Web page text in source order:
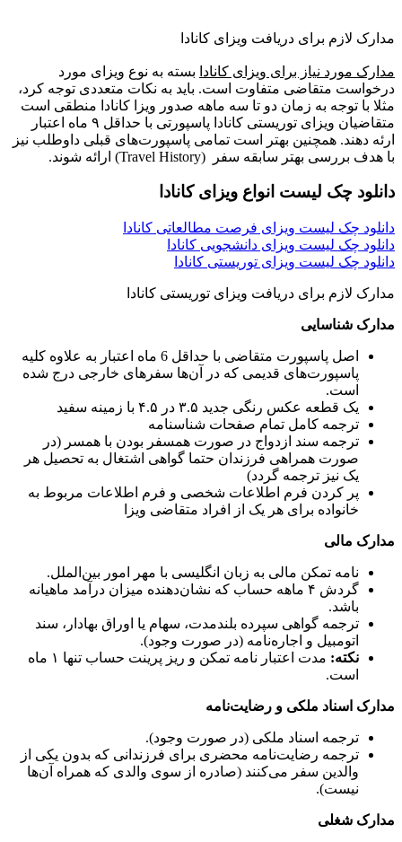
مدارک لازم برای دریافت ویزای کانادا
مدارک مورد نیاز برای ویزای کانادا بسته به نوع ویزای مورد
درخواست متقاضی متفاوت است. باید به نکات متعددی توجه کرد،
مثلا با توجه به زمان دو تا سه ماهه صدور ویزا کانادا منطقی است
متقاضیان ویزای توریستی کانادا پاسپورتی با حداقل ۹ ماه اعتبار
ارئه دهند. همچنین بهتر است تمامی پاسپورت‌های قبلی داوطلب نیز
با هدف بررسی بهتر سابقه سفر (Travel History) ارائه شوند.
دانلود چک لیست انواع ویزای کانادا
دانلود چک لیست ویزای فرصت مطالعاتی کانادا
دانلود چک لیست ویزای دانشجویی کانادا
دانلود چک لیست ویزای توریستی کانادا
مدارک لازم برای دریافت ویزای توریستی کانادا
مدارک شناسایی
اصل پاسپورت متقاضی با حداقل 6 ماه اعتبار به علاوه کلیه
پاسپورت‌های قدیمی که در آن‌ها سفرهای خارجی درج شده
است.
یک قطعه عکس رنگی جدید ۳.۵ در ۴.۵ با زمینه سفید
ترجمه کامل تمام صفحات شناسنامه
ترجمه سند ازدواج در صورت همسفر بودن با همسر (در
صورت همراهی فرزندان حتما گواهی اشتغال به تحصیل هر
یک نیز ترجمه گردد)
پر کردن فرم اطلاعات شخصی و فرم اطلاعات مربوط به
خانواده برای هر یک از افراد متقاضی ویزا
مدارک مالی
نامه تمکن مالی به زبان انگلیسی با مهر امور بین‌الملل.
گردش ۴ ماهه حساب که نشان‌دهنده میزان درآمد ماهیانه
باشد.
ترجمه گواهی سپرده بلندمدت، سهام یا اوراق بهادار، سند
اتومبیل و اجاره‌نامه (در صورت وجود).
نکته:
مدت اعتبار نامه تمکن و ریز پرینت حساب تنها ۱ ماه
است.
مدارک اسناد ملکی و رضایت‌نامه
ترجمه اسناد ملکی (در صورت وجود).
ترجمه رضایت‌نامه محضری برای فرزندانی که بدون یکی از
والدین سفر می‌کنند (صادره از سوی والدی که همراه آن‌ها
نیست).
مدارک شغلی